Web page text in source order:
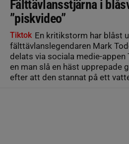
Fälttävlansstjärna i
”piskvideo”
Tiktok En kritikstorm har blåst
fälttävlanslegendaren Mark
delats via sociala medie-appen
en man slå en häst upprepade
efter att den stannat på ett